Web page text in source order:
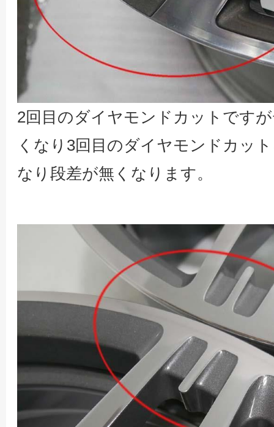
2回目のダイヤモンドカットです
くなり3回目のダイヤモンドカッ
なり段差が無くなります。